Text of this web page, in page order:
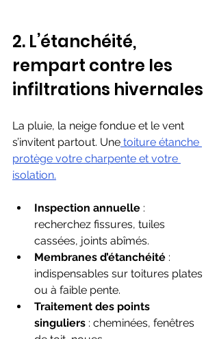
2. L’étanchéité,
rempart contre les
infiltrations hivernales
La pluie, la neige fondue et le vent
s’invitent partout. Une toiture étanche
protège votre charpente et votre
isolation.
Inspection annuelle :
recherchez fissures, tuiles
cassées, joints abîmés.
Membranes d’étanchéité :
indispensables sur toitures plates
ou à faible pente.
Traitement des points
singuliers : cheminées, fenêtres